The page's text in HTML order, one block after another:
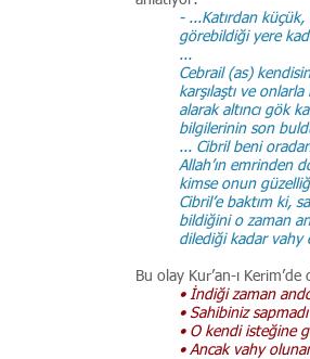
- ...Katırdan
görebildiği yere
...
Cebrail (as)
karşılaştı ve
alarak altıncı gök
bilgilerinin son
... Cibril beni
Allah’ın emrinden
kimse onun
Cibril’e baktım ki,
bildiğini o zaman
dilediği kadar vahy
Bu olay Kur’an-ı
• İndiği zaman
• Sahibiniz
• O kendi isteğine
• Ancak vahy